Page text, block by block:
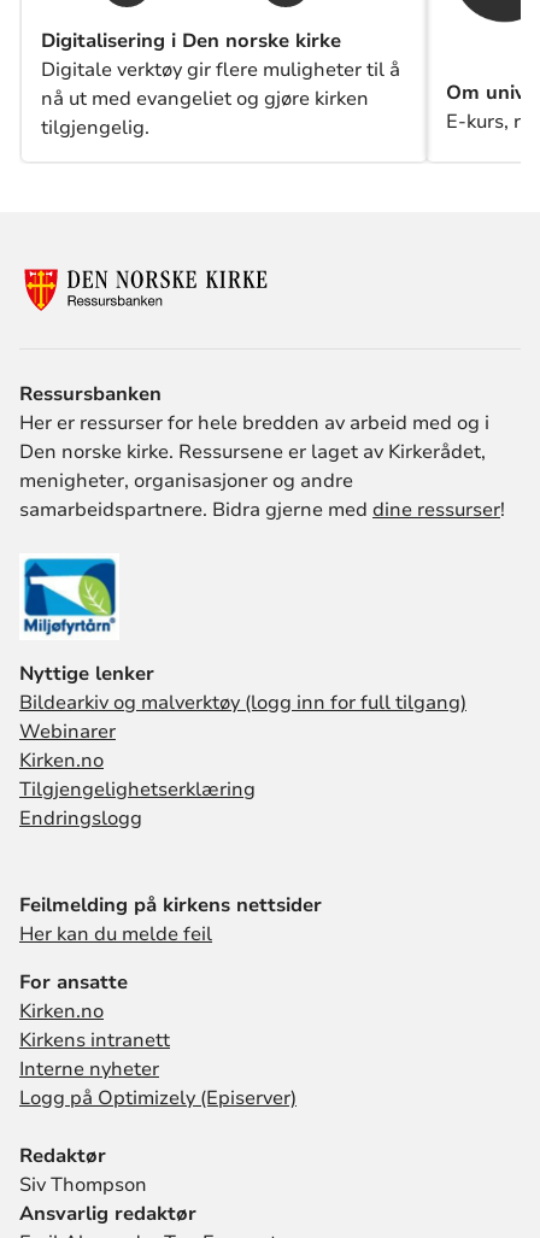
Digitalisering i Den norske kirke
Digitale verktøy gir flere muligheter til å
nå ut med evangeliet og gjøre kirken
tilgjengelig.
Om
E-kurs,
Ressursbanken
Her er ressurser for hele bredden av arbeid med og i
Den norske kirke. Ressursene er laget av Kirkerådet,
menigheter, organisasjoner og andre
samarbeidspartnere. Bidra gjerne med dine ressurser!
Nyttige lenker
Bildearkiv og malverktøy (logg inn for full tilgang)
Webinarer
Kirken.no
Tilgjengelighetserklæring
Endringslogg
Feilmelding på kirkens nettsider
Her kan du melde feil
For ansatte
Kirken.no
Kirkens intranett
Interne nyheter
Logg på Optimizely (Episerver)
Redaktør
Siv Thompson
Ansvarlig redaktør